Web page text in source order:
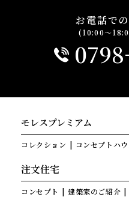
お電話で
(10:00～
0798
モレスプレミアム
コレクション コンセプトハ
注文住宅
コンセプト 建築家のご紹介